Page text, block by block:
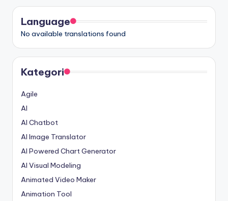
Language
No available translations found
Kategori
Agile
AI
AI Chatbot
AI Image Translator
AI Powered Chart Generator
AI Visual Modeling
Animated Video Maker
Animation Tool